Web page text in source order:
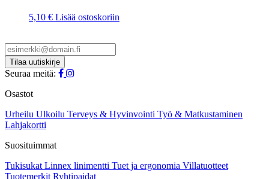
5,10 € Lisää ostoskoriin
Seuraa meitä:
Osastot
Urheilu Ulkoilu Terveys & Hyvinvointi Työ & Matkustaminen
Lahjakortti
Suosituimmat
Tukisukat Linnex linimentti Tuet ja ergonomia Villatuotteet
Tuotemerkit Ryhtipaidat